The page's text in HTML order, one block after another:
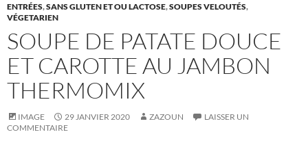
ENTRÉES,SANS GLUTEN ET OU LACTOSE,SOUPES VELOUTÉS,
VÉGETARIEN
SOUPE DE PATATE DOUCE
ET CAROTTE AU JAMBON
THERMOMIX
IMAGE 29 JANVIER 2020 ZAZOUN
LAISSER UN
COMMENTAIRE